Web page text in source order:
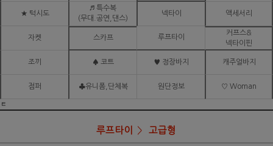
★ 턱시도
♬ 특수복
(무대.공연,댄스)
넥타이 액세서리
자켓 스카프 루프타이
커프스&
넥타이핀
조끼 ♠ 코트 ♥ 정장바지 캐주얼바지
점퍼 ♣유니폼,단체복 원단정보 ♡ Woman
ㅌ
루프타이 고급형